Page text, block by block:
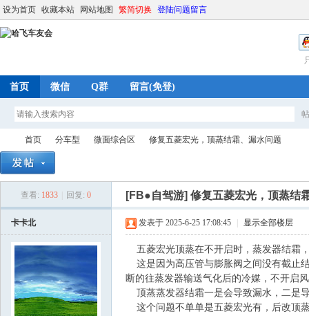
设为首页 收藏本站 网站地图 繁简切换 登陆问题留言
首页 微信 Q群 留言(免登)
首页
›
分车型
›
微面综合区
›
修复五菱宏光，顶蒸结霜、漏水问题
查看: 1833 回复: 0 [FB●自驾游] 修复五菱宏光，顶蒸结
卡卡北 发表于 2025-6-25 17:08:45 显示全部楼层
五菱宏光顶蒸在不开启时，蒸发器结霜
这是因为高压管与膨胀阀之间没有截止
断的往蒸发器输送气化后的冷媒，不开启
顶蒸蒸发器结霜一是会导致漏水，二是
这个问题不单单是五菱宏光有，后改顶